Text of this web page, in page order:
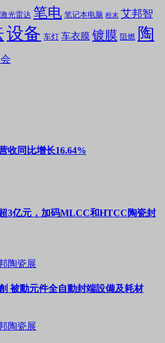
激光雷达 笔电 笔记本电脑 粉末 艾邦智
设备 车灯 车衣膜 镀膜 阻燃 陶
收同比增长16.64%
3亿元，加码MLCC和HTCC陶瓷封
陶瓷展
被動元件全自動封端設備及耗材
陶瓷展